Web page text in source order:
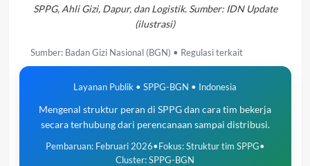
SPPG, Ahli Gizi, Dapur, dan Logistik. Sumber: IDN Update
(ilustrasi)
Sumber: Badan Gizi Nasional (BGN) • Regulasi terkait
Layanan Publik • SPPG-BGN • Indonesia
Mengenal struktur peran di SPPG dan cara tim bekerja
secara terhubung dari perencanaan sampai distribusi.
Pembaruan: Februari 2026•Fokus: Struktur tim SPPG•
Cluster: SPPG-BGN